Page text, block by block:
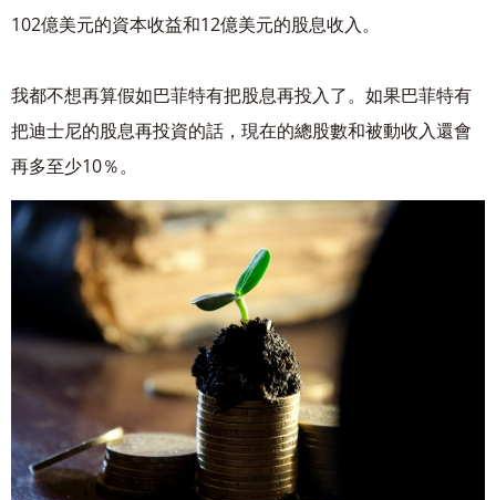
102億美元的資本收益和12億美元的股息收入。
我都不想再算假如巴菲特有把股息再投入了。如果巴菲特有
把迪士尼的股息再投資的話，現在的總股數和被動收入還會
再多至少10％。